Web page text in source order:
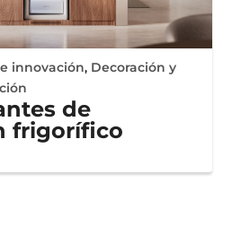
innovación, Decoración y
de
frigorífico